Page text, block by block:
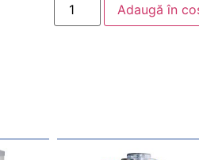
Adaugă în